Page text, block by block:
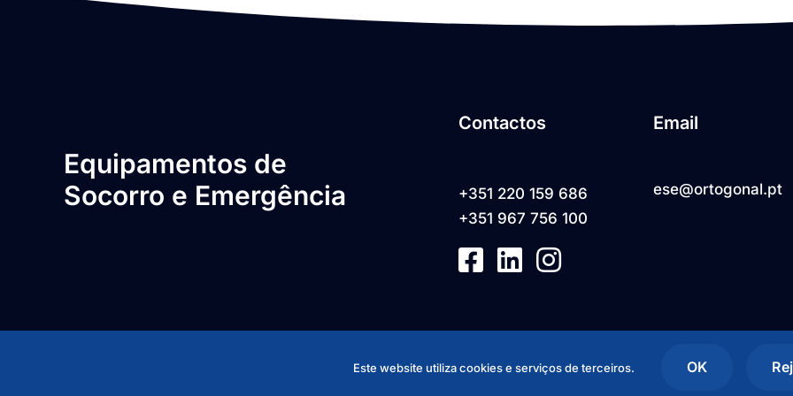
Equipamentos de
Socorro e Emergência
Contactos
+351 220 159 686
+351 967 756 100
Email
ese@ortogonal.pt
© 2026 ORTOGONAL ESE. Todos os direitos reservados. Desenvolvido porAxon Creative Studio.Política de Privacidade Livro de
Este website utilizacookies e serviços de terceiros. OK